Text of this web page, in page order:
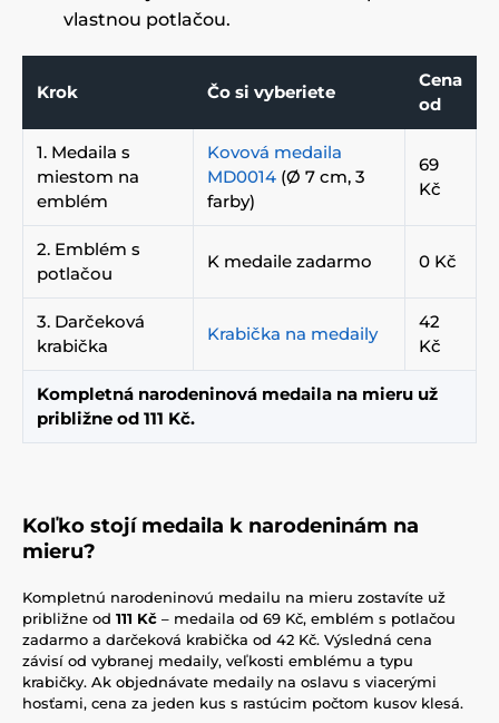
vlastnou potlačou.
Krok Čo si vyberiete
Cena
od
1. Medaila s
miestom na
emblém
Kovová medaila
MD0014 (Ø 7 cm, 3
farby)
69
Kč
2. Emblém s
potlačou
K medaile zadarmo 0 Kč
3. Darčeková
krabička
Krabička na medaily
42
Kč
Kompletná narodeninová medaila na mieru už
približne od 111 Kč.
Koľko stojí medaila k narodeninám na
mieru?
Kompletnú narodeninovú medailu na mieru zostavíte už
približne od 111 Kč – medaila od 69 Kč, emblém s potlačou
zadarmo a darčeková krabička od 42 Kč. Výsledná cena
závisí od vybranej medaily, veľkosti emblému a typu
krabičky. Ak objednávate medaily na oslavu s viacerými
hosťami, cena za jeden kus s rastúcim počtom kusov klesá.